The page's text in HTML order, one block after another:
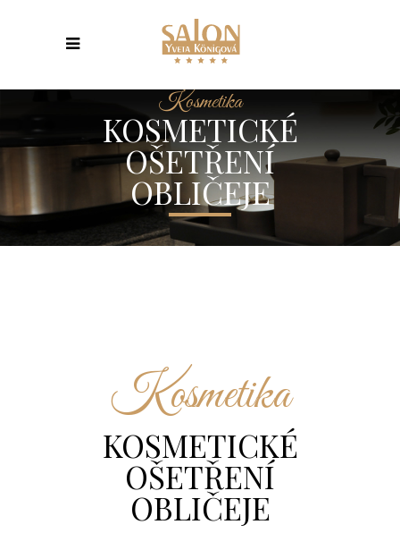
Kosmetika
KOSMETICKÉ
OŠETŘENÍ
OBLIČEJE
Kosmetika
KOSMETICKÉ
OŠETŘENÍ
OBLIČEJE